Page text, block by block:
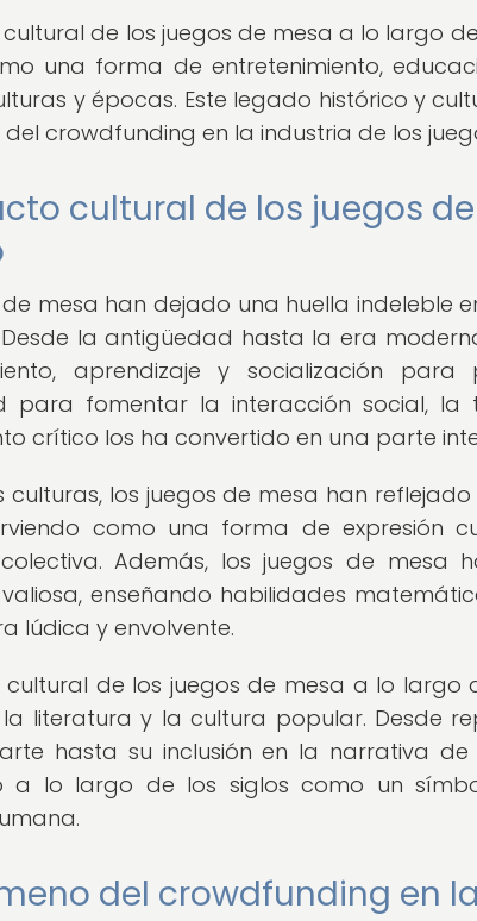
de los juegos de mesa a lo largo
una forma de entretenimiento,
y épocas. Este legado histórico y
crowdfunding en la industria de los
cultural de los juegos
de mesa han dejado una huella
la antigüedad hasta la era
aprendizaje y socialización
para fomentar la interacción social, la
crítico los ha convertido en una parte
culturas, los juegos de mesa han
como una forma de expresión
Además, los juegos de mesa
enseñando habilidades
lúdica y envolvente.
cultural de los juegos de mesa a lo largo
literatura y la cultura popular. Desde
hasta su inclusión en la narrativa de
a lo largo de los siglos como un
del crowdfunding en